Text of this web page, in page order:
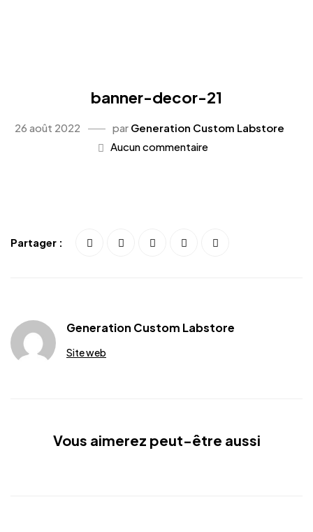
banner-decor-21
26 août 2022 par Generation Custom Labstore
Aucun commentaire
Partager :
Generation Custom Labstore
Site web
Vous aimerez peut-être aussi